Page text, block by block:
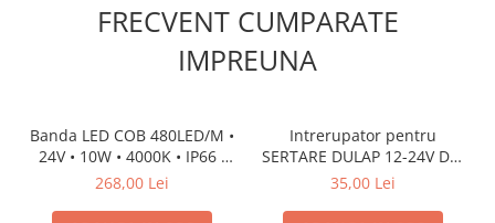
FRECVENT CUMPARATE
IMPREUNA
Banda LED COB 480LED/M •
24V • 10W • 4000K • IP66 •
1020lm • Cri90 • 8.3mm 2oz
268,00 Lei
Intrerupator pentru
SERTARE DULAP 12-24V DS-
1
35,00 Lei